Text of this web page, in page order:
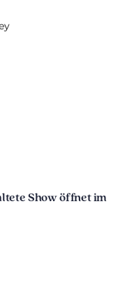
Show öffnet im